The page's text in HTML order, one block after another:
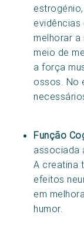
evidências
melhorar
meio de
a força
ossos. No
Função
associada
A creatina
efeitos
em
humor.